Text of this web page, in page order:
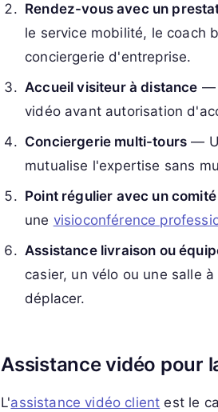
Rendez-vous avec un
le service mobilité, le coach
conciergerie d'entreprise.
Accueil visiteur à distance —
vidéo avant autorisation
Conciergerie multi-tours —
mutualise l'expertise sans
Point régulier avec un
une visioconférence
Assistance livraison ou
casier, un vélo ou une salle
déplacer.
Assistance vidéo pour
L'assistance vidéo client est le